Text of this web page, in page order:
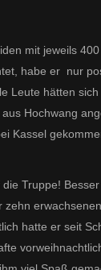
mit jeweils
habe er nur
Leute hätten
Hochwang
Kassel
Truppe!
hatte er seit